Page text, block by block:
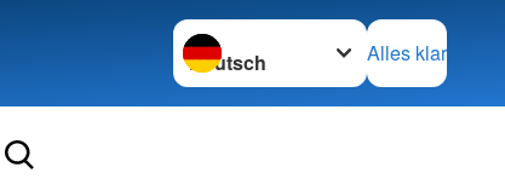
Sprache wechseln zu
Alles klar